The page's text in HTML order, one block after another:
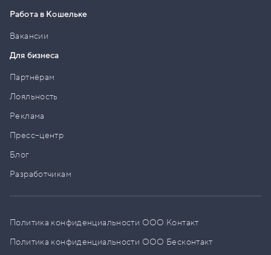
Работа в Кошельке
Вакансии
Для бизнеса
Партнёрам
Лояльность
Реклама
Пресс–центр
Блог
Разработчикам
Политика конфиденциальности ООО Контакт
Политика конфиденциальности ООО Бесконтакт